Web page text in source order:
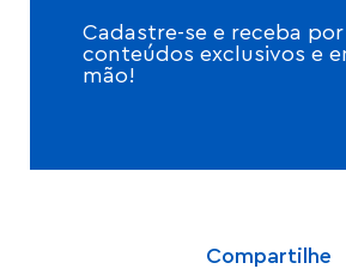
Cadastre-se e receba por
conteúdos exclusivos e
mão!
Compartilhe